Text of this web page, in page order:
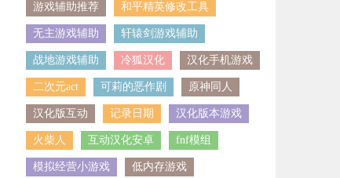
游戏辅助推荐 和平精英修改工具
无主游戏辅助 轩辕剑游戏辅助
战地游戏辅助 冷狐汉化 汉化手机游戏
二次元act 可莉的恶作剧 原神同人
汉化版互动 记录日期 汉化版本游戏
火柴人 互动汉化安卓 fnf模组
模拟经营小游戏 低内存游戏